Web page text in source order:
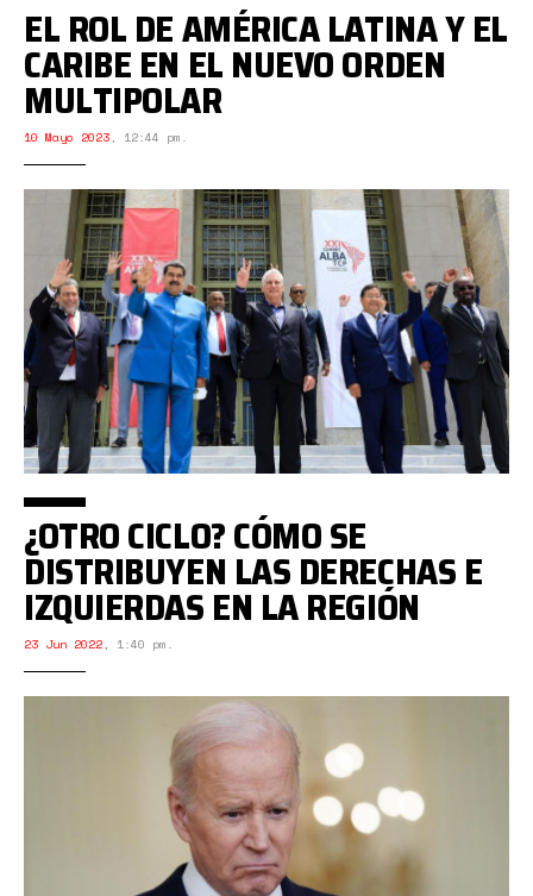
EL ROL DE AMÉRICA LATINA Y EL
CARIBE EN EL NUEVO ORDEN
MULTIPOLAR
10 Mayo 2023, 12:44 pm.
¿OTRO CICLO? CÓMO SE
DISTRIBUYEN LAS DERECHAS E
IZQUIERDAS EN LA REGIÓN
23 Jun 2022, 1:40 pm.